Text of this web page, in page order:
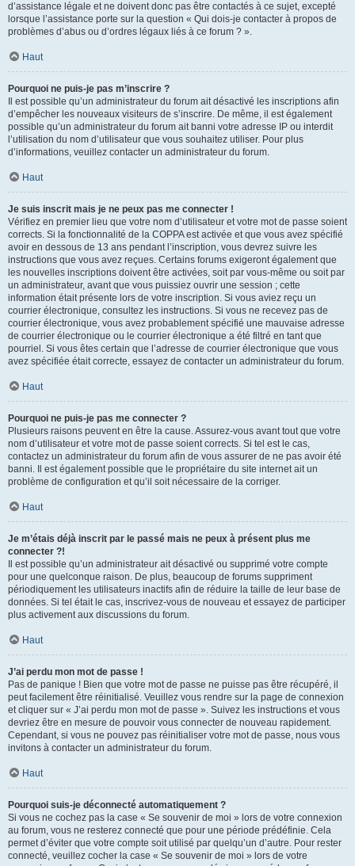
d’assistance légale et ne doivent donc pas être contactés à ce sujet, excepté
lorsque l’assistance porte sur la question « Qui dois-je contacter à propos de
problèmes d’abus ou d’ordres légaux liés à ce forum ? ».
Haut
Pourquoi ne puis-je pas m’inscrire ?
Il est possible qu’un administrateur du forum ait désactivé les inscriptions afin
d’empêcher les nouveaux visiteurs de s’inscrire. De même, il est également
possible qu’un administrateur du forum ait banni votre adresse IP ou interdit
l’utilisation du nom d’utilisateur que vous souhaitez utiliser. Pour plus
d’informations, veuillez contacter un administrateur du forum.
Haut
Je suis inscrit mais je ne peux pas me connecter !
Vérifiez en premier lieu que votre nom d’utilisateur et votre mot de passe soient
corrects. Si la fonctionnalité de la COPPA est activée et que vous avez spécifié
avoir en dessous de 13 ans pendant l’inscription, vous devrez suivre les
instructions que vous avez reçues. Certains forums exigeront également que
les nouvelles inscriptions doivent être activées, soit par vous-même ou soit par
un administrateur, avant que vous puissiez ouvrir une session ; cette
information était présente lors de votre inscription. Si vous aviez reçu un
courrier électronique, consultez les instructions. Si vous ne recevez pas de
courrier électronique, vous avez probablement spécifié une mauvaise adresse
de courrier électronique ou le courrier électronique a été filtré en tant que
pourriel. Si vous êtes certain que l’adresse de courrier électronique que vous
avez spécifiée était correcte, essayez de contacter un administrateur du forum.
Haut
Pourquoi ne puis-je pas me connecter ?
Plusieurs raisons peuvent en être la cause. Assurez-vous avant tout que votre
nom d’utilisateur et votre mot de passe soient corrects. Si tel est le cas,
contactez un administrateur du forum afin de vous assurer de ne pas avoir été
banni. Il est également possible que le propriétaire du site internet ait un
problème de configuration et qu’il soit nécessaire de la corriger.
Haut
Je m’étais déjà inscrit par le passé mais ne peux à présent plus me
connecter ?!
Il est possible qu’un administrateur ait désactivé ou supprimé votre compte
pour une quelconque raison. De plus, beaucoup de forums suppriment
périodiquement les utilisateurs inactifs afin de réduire la taille de leur base de
données. Si tel était le cas, inscrivez-vous de nouveau et essayez de participer
plus activement aux discussions du forum.
Haut
J’ai perdu mon mot de passe !
Pas de panique ! Bien que votre mot de passe ne puisse pas être récupéré, il
peut facilement être réinitialisé. Veuillez vous rendre sur la page de connexion
et cliquer sur « J’ai perdu mon mot de passe ». Suivez les instructions et vous
devriez être en mesure de pouvoir vous connecter de nouveau rapidement.
Cependant, si vous ne pouvez pas réinitialiser votre mot de passe, nous vous
invitons à contacter un administrateur du forum.
Haut
Pourquoi suis-je déconnecté automatiquement ?
Si vous ne cochez pas la case « Se souvenir de moi » lors de votre connexion
au forum, vous ne resterez connecté que pour une période prédéfinie. Cela
permet d’éviter que votre compte soit utilisé par quelqu’un d’autre. Pour rester
connecté, veuillez cocher la case « Se souvenir de moi » lors de votre